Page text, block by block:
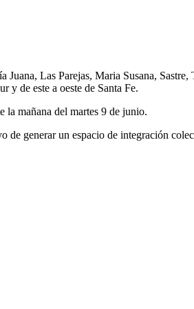
Juana, Las Parejas, Maria Susana,
y de este a oeste de Santa Fe.
la mañana del martes 9 de junio.
de generar un espacio de integración